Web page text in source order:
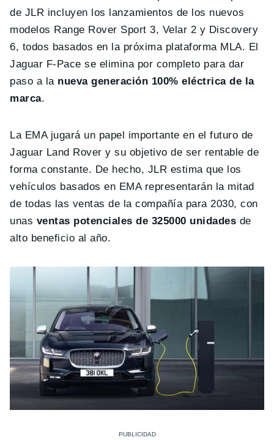
de JLR incluyen los lanzamientos de los nuevos
modelos Range Rover Sport 3, Velar 2 y Discovery
6, todos basados ​​en la próxima plataforma MLA. El
Jaguar F-Pace se elimina por completo para dar
paso a la nueva generación 100% eléctrica de la
marca.
La EMA jugará un papel importante en el futuro de
Jaguar Land Rover y su objetivo de ser rentable de
forma constante. De hecho, JLR estima que los
vehículos basados ​​en EMA representarán la mitad
de todas las ventas de la compañía para 2030, con
unas ventas potenciales de 325000 unidades de
alto beneficio al año.